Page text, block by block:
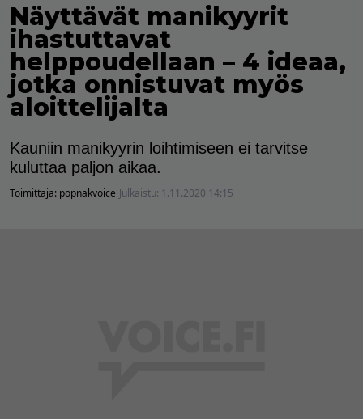
Näyttävät manikyyrit
ihastuttavat
helppoudellaan – 4 ideaa,
jotka onnistuvat myös
aloittelijalta
Kauniin manikyyrin loihtimiseen ei tarvitse
kuluttaa paljon aikaa.
Toimittaja: popnakvoice Julkaistu: 1.11.2020 14:15